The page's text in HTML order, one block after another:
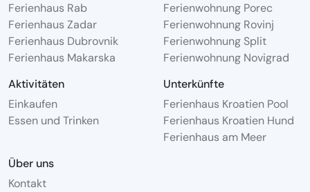
Ferienhaus Rab
Ferienhaus Zadar
Ferienhaus Dubrovnik
Ferienhaus Makarska
Ferienwohnung Porec
Ferienwohnung Rovinj
Ferienwohnung Split
Ferienwohnung Novigrad
Aktivitäten
Einkaufen
Essen und Trinken
Unterkünfte
Ferienhaus Kroatien Pool
Ferienhaus Kroatien Hund
Ferienhaus am Meer
Über uns
Kontakt